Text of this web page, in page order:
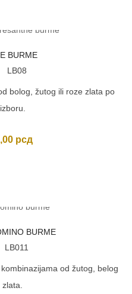
BURME
LB08
bolog, žutog ili roze zlata po
рсд
BURME
LB011
od žutog, belog